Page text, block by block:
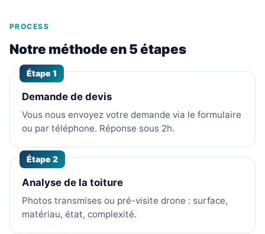
PROCESS
Notre méthode en 5 étapes
Étape 1
Demande de devis
Vous nous envoyez votre demande via le formulaire
ou par téléphone. Réponse sous 2h.
Étape 2
Analyse de la toiture
Photos transmises ou pré-visite drone : surface,
matériau, état, complexité.